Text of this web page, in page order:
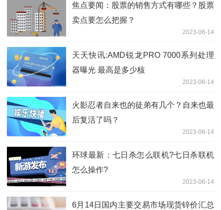
焦点要闻：股票的销售方式有哪些？股票
卖点要怎么把握？
2023-06-14
天天快讯:AMD锐龙PRO 7000系列处理
器曝光 最高是多少核
2023-06-14
火影忍者自来也的徒弟有几个？自来也最
后复活了吗？
2023-06-14
环球最新：七日杀怎么联机?七日杀联机
怎么操作?
2023-06-14
6月14日国内主要交易市场现货锌价汇总